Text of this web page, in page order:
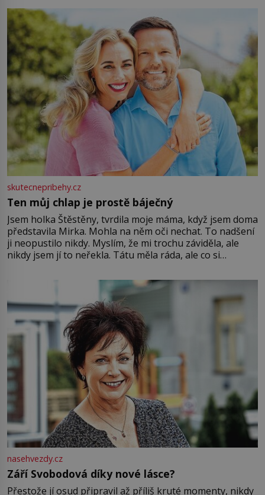
můžete obohatit své rituály a přinést do svého života
větší harmonii a klid. Je důležité
skutecnepribehy.cz
Ten můj chlap je prostě báječný
Jsem holka Štěstěny, tvrdila moje máma, když jsem doma
představila Mirka. Mohla na něm oči nechat. To nadšení
ji neopustilo nikdy. Myslím, že mi trochu záviděla, ale
nikdy jsem jí to neřekla. Tátu měla ráda, ale co si
Jsme spolu moc rádi Tehdy byla jiná doba, když
nasehvezdy.cz
Září Svobodová díky nové lásce?
Přestože jí osud připravil až příliš kruté momenty, nikdy